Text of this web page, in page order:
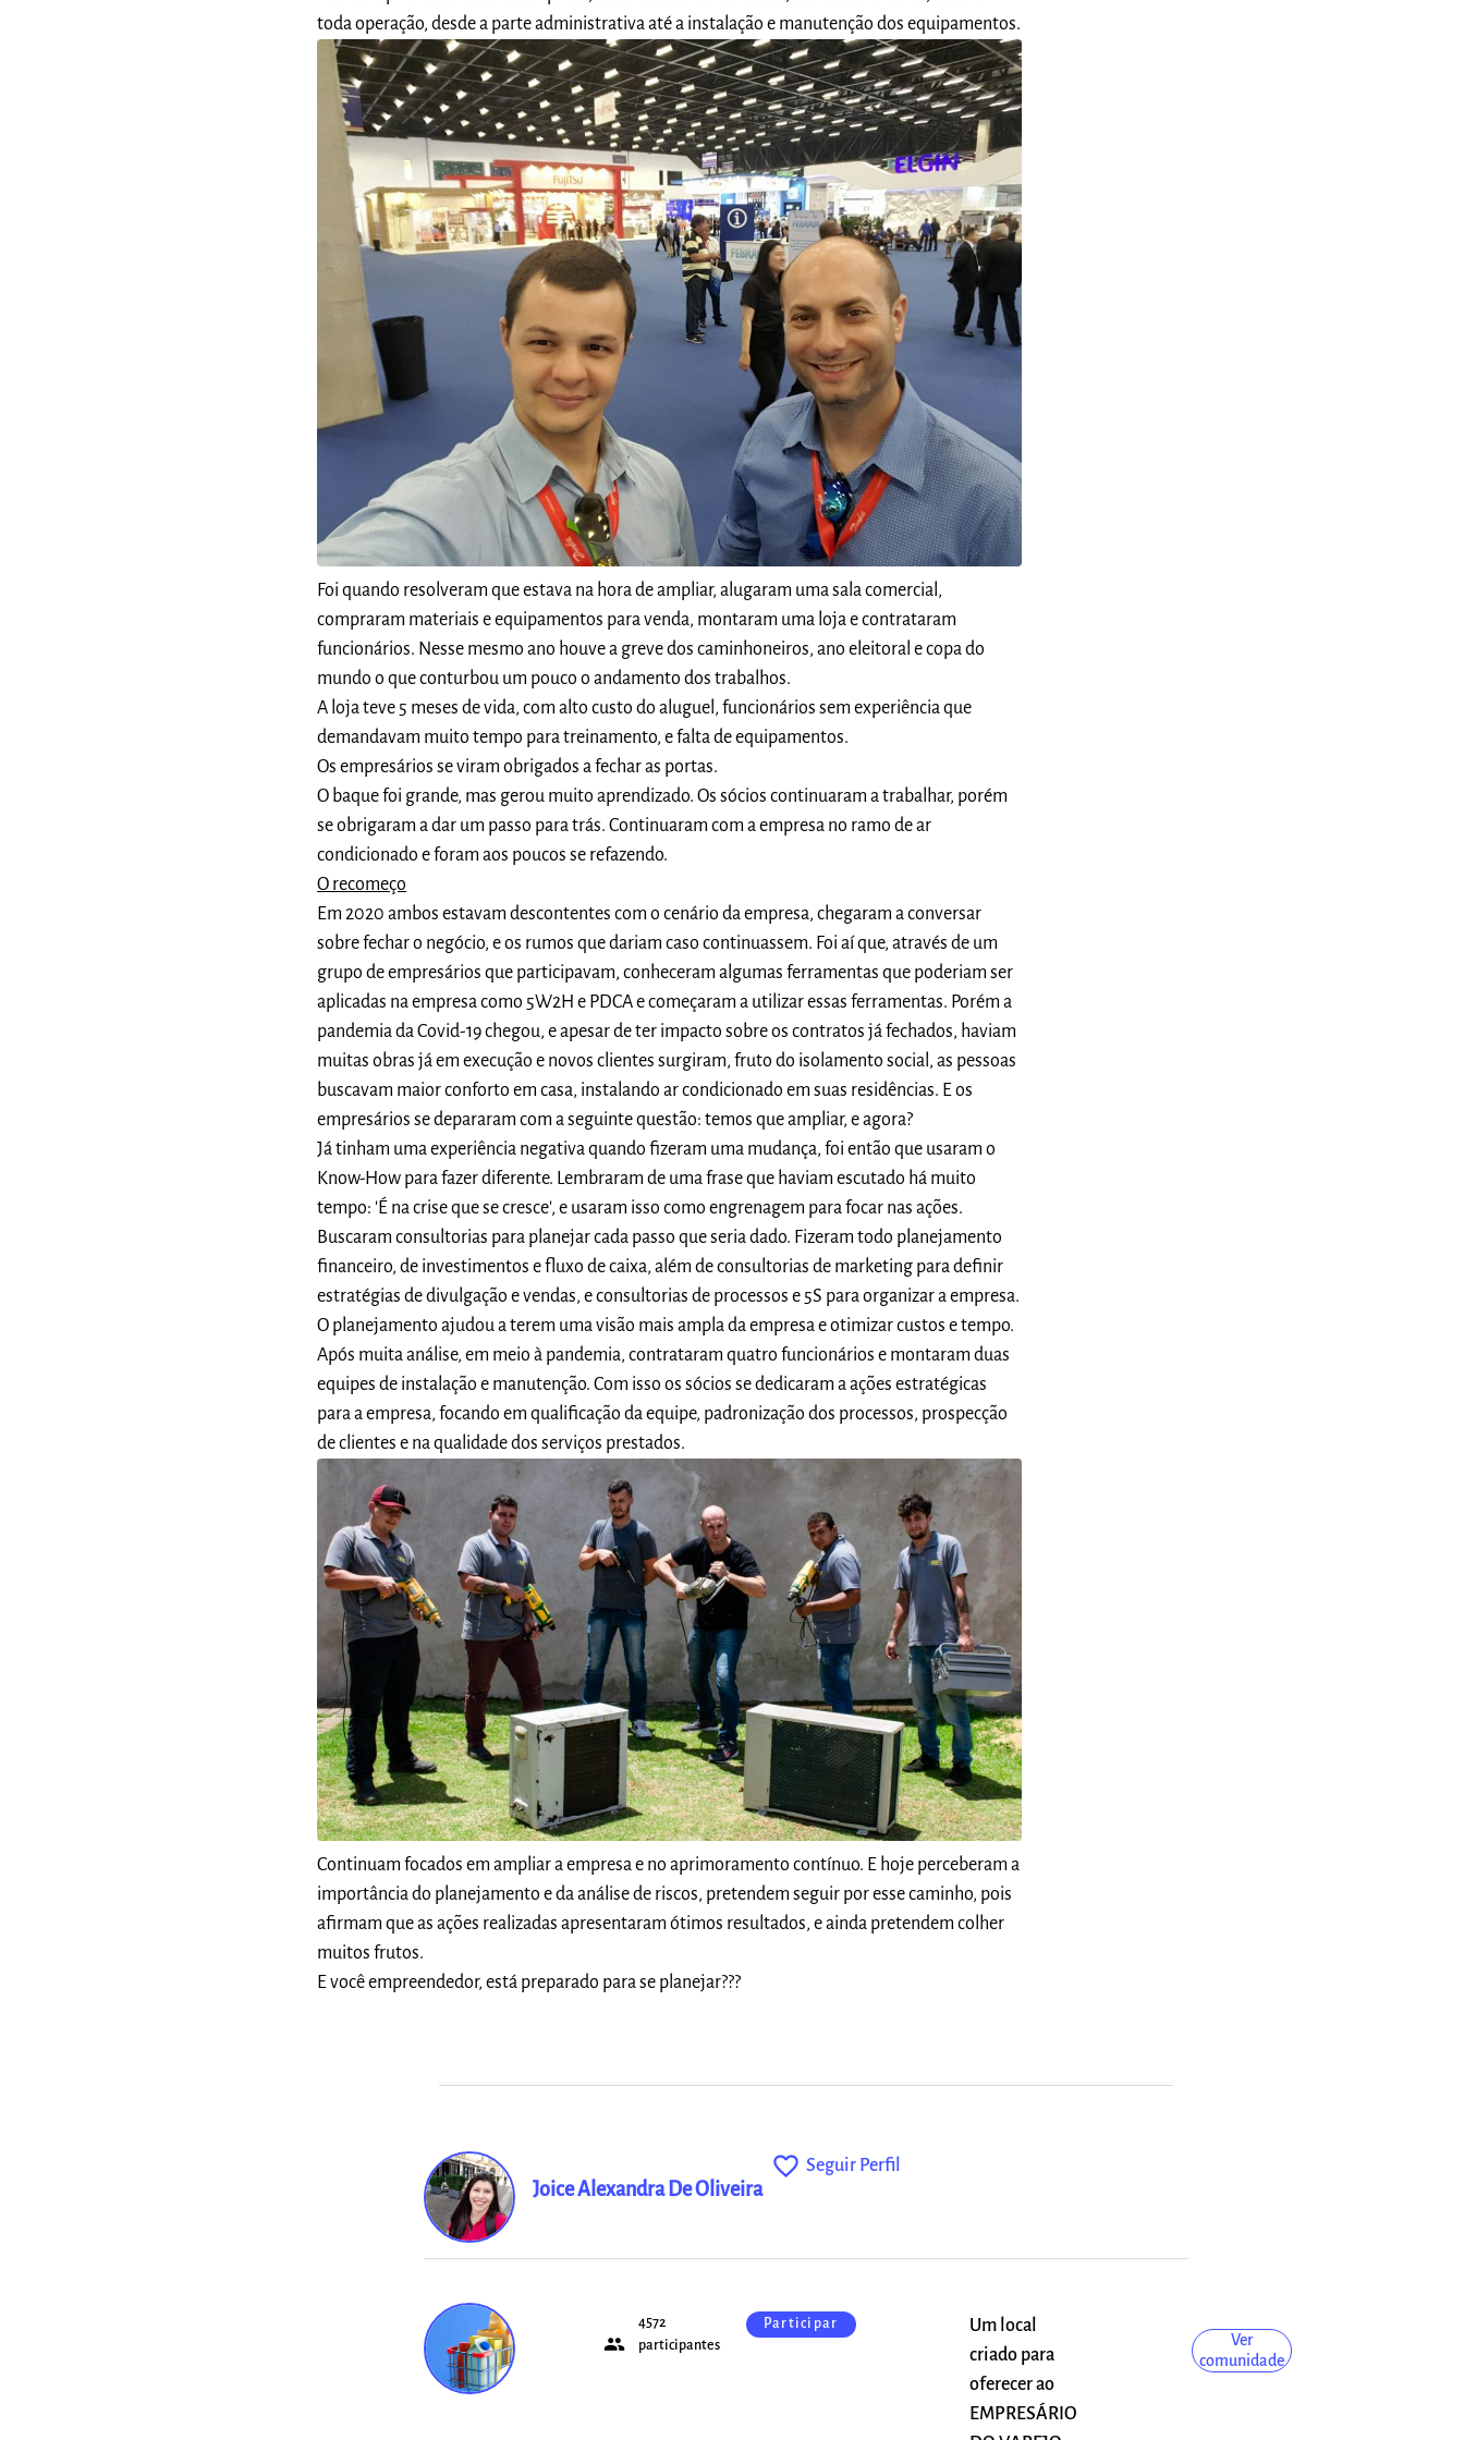
toda operação, desde a parte administrativa até a instalação e manutenção dos equipamentos.
Foi quando resolveram que estava na hora de ampliar, alugaram uma sala comercial,
compraram materiais e equipamentos para venda, montaram uma loja e contrataram
funcionários. Nesse mesmo ano houve a greve dos caminhoneiros, ano eleitoral e copa do
mundo o que conturbou um pouco o andamento dos trabalhos.
A loja teve 5 meses de vida, com alto custo do aluguel, funcionários sem experiência que
demandavam muito tempo para treinamento, e falta de equipamentos.
Os empresários se viram obrigados a fechar as portas.
O baque foi grande, mas gerou muito aprendizado. Os sócios continuaram a trabalhar, porém
se obrigaram a dar um passo para trás. Continuaram com a empresa no ramo de ar
condicionado e foram aos poucos se refazendo.
O recomeço
Em 2020 ambos estavam descontentes com o cenário da empresa, chegaram a conversar
sobre fechar o negócio, e os rumos que dariam caso continuassem. Foi aí que, através de um
grupo de empresários que participavam, conheceram algumas ferramentas que poderiam ser
aplicadas na empresa como 5W2H e PDCA e começaram a utilizar essas ferramentas. Porém a
pandemia da Covid-19 chegou, e apesar de ter impacto sobre os contratos já fechados, haviam
muitas obras já em execução e novos clientes surgiram, fruto do isolamento social, as pessoas
buscavam maior conforto em casa, instalando ar condicionado em suas residências. E os
empresários se depararam com a seguinte questão: temos que ampliar, e agora?
Já tinham uma experiência negativa quando fizeram uma mudança, foi então que usaram o
Know-How para fazer diferente. Lembraram de uma frase que haviam escutado há muito
tempo: 'É na crise que se cresce', e usaram isso como engrenagem para focar nas ações.
Buscaram consultorias para planejar cada passo que seria dado. Fizeram todo planejamento
financeiro, de investimentos e fluxo de caixa, além de consultorias de marketing para definir
estratégias de divulgação e vendas, e consultorias de processos e 5S para organizar a empresa.
O planejamento ajudou a terem uma visão mais ampla da empresa e otimizar custos e tempo.
Após muita análise, em meio à pandemia, contrataram quatro funcionários e montaram duas
equipes de instalação e manutenção. Com isso os sócios se dedicaram a ações estratégicas
para a empresa, focando em qualificação da equipe, padronização dos processos, prospecção
de clientes e na qualidade dos serviços prestados.
Continuam focados em ampliar a empresa e no aprimoramento contínuo. E hoje perceberam a
importância do planejamento e da análise de riscos, pretendem seguir por esse caminho, pois
afirmam que as ações realizadas apresentaram ótimos resultados, e ainda pretendem colher
muitos frutos.
E você empreendedor, está preparado para se planejar???
Joice Alexandra De Oliveira
favorite_outline Seguir Perfil
Varejo people
4572
participantes
Participar
Um local
criado para
oferecer ao
EMPRESÁRIO
Ver
comunidade